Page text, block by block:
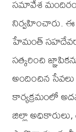
సమావేశ
నిర్వహించారు. ఈ
హేమంత్
సత్కరించి
అందించిన
కార్యక్రమంలో
జిల్లా